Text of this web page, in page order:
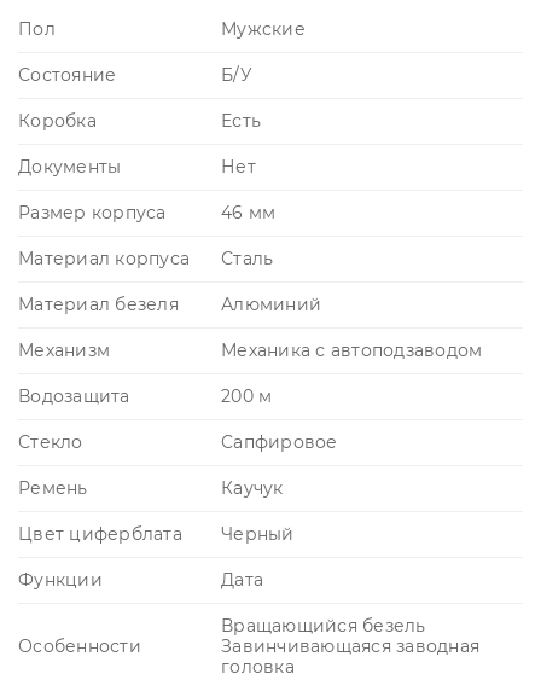
Пол Мужские
Состояние Б/У
Коробка Есть
Документы Нет
Размер корпуса 46 мм
Материал корпуса Сталь
Материал безеля Алюминий
Механизм Механика с автоподзаводом
Водозащита 200 м
Стекло Сапфировое
Ремень Каучук
Цвет циферблата Черный
Функции Дата
Особенности
Вращающийся безель
Завинчивающаяся заводная
головка